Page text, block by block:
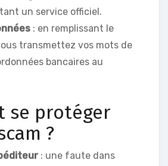
un service officiel.
: en remplissant le
transmettez vos mots de
bancaires au
se protéger
?
: une faute dans